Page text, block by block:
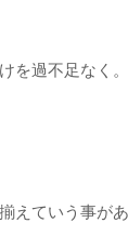
を過不足なく
えていう事が